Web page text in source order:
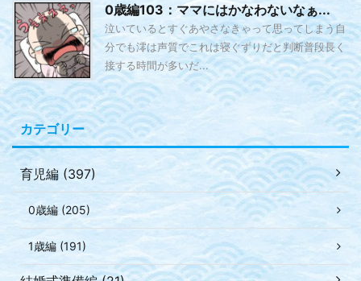
0歳編103：ママにはかなわないなぁ...
泣いているとすぐあやさなきゃって思ってしまう自
分でも澪は声質でこれは寝ぐずりだと判断普段長く
接する時間が多いだ...
カテゴリー
育児編 (397)
0歳編 (205)
1歳編 (191)